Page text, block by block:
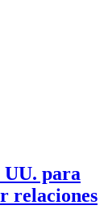
para
relaciones